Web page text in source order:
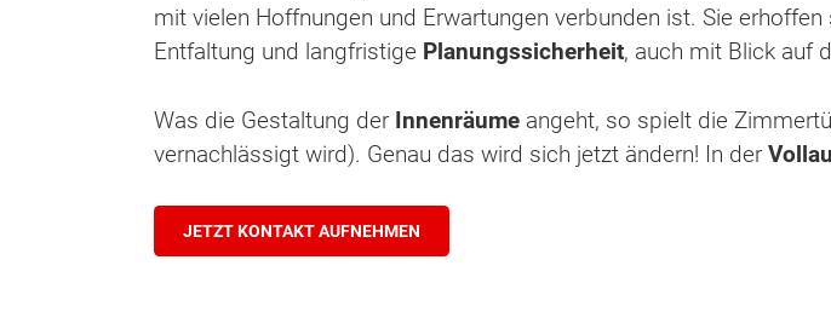
mit vielen Hoffnungen und Erwartungen verbunden ist. Sie
Entfaltung und langfristige Planungssicherheit, auch mit Blick auf
Was die Gestaltung der Innenräume angeht, so spielt die
vernachlässigt wird). Genau das wird sich jetzt ändern! In der
JETZT KONTAKT AUFNEHMEN